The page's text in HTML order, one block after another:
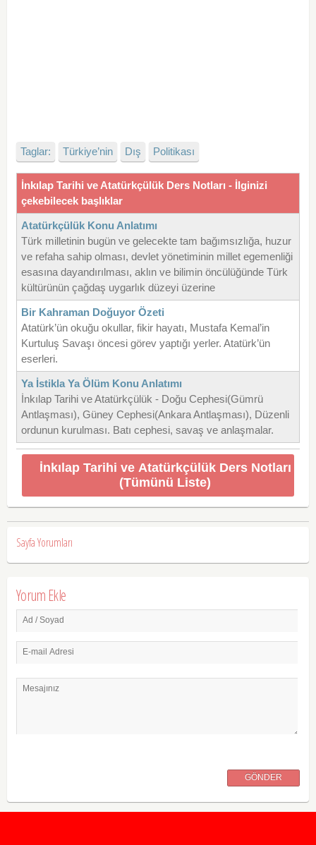
Taglar: Türkiye’nin Dış Politikası
İnkılap Tarihi ve Atatürkçülük Ders Notları - İlginizi
çekebilecek başlıklar
Atatürkçülük Konu Anlatımı
Türk milletinin bugün ve gelecekte tam bağımsızlı­ğa, huzur
ve refaha sahip olması, devlet yönetimi­nin millet egemenliği
esasına dayandırılması, aklın ve bilimin öncülüğünde Türk
kültürünün çağdaş uygarlık düzeyi üzerine
Bir Kahraman Doğuyor Özeti
Atatürk’ün okuğu okullar, fikir hayatı, Mustafa Kemal’in
Kurtuluş Savaşı öncesi görev yaptığı yerler. Atatürk’ün
eserleri.
Ya İstikla Ya Ölüm Konu Anlatımı
İnkılap Tarihi ve Atatürkçülük - Doğu Cephesi(Gümrü
Antlaşması), Güney Cephesi(Ankara Antlaşması), Düzenli
ordunun kurulması. Batı cephesi, savaş ve anlaşmalar.
İnkılap Tarihi ve Atatürkçülük Ders Notları
(Tümünü Liste)
Sayfa Yorumları
Yorum Ekle
Ad / Soyad
E-mail Adresi
Mesajınız
GÖNDER